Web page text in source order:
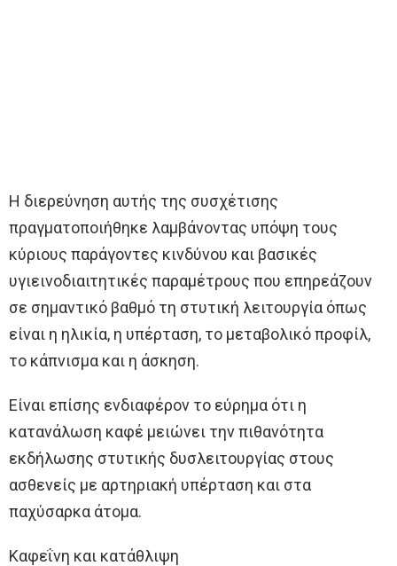
Η διερεύνηση αυτής της συσχέτισης
πραγματοποιήθηκε λαμβάνοντας υπόψη τους
κύριους παράγοντες κινδύνου και βασικές
υγιεινοδιαιτητικές παραμέτρους που επηρεάζουν
σε σημαντικό βαθμό τη στυτική λειτουργία όπως
είναι η ηλικία, η υπέρταση, το μεταβολικό προφίλ,
το κάπνισμα και η άσκηση.
Είναι επίσης ενδιαφέρον το εύρημα ότι η
κατανάλωση καφέ μειώνει την πιθανότητα
εκδήλωσης στυτικής δυσλειτουργίας στους
ασθενείς με αρτηριακή υπέρταση και στα
παχύσαρκα άτομα.
Καφεΐνη και κατάθλιψη